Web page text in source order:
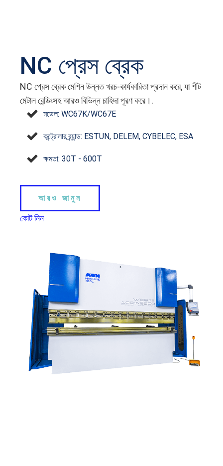
NC প্রেস ব্রেক
NC প্রেস ব্রেক মেশিন উন্নত খরচ-কার্যকারিতা প্রদান করে, যা শীট
মেটাল বেন্ডিংসহ আরও বিভিন্ন চাহিদা পূরণ করে।.
মডেল: WC67K/WC67E
কন্ট্রোলার ব্র্যান্ড: ESTUN, DELEM, CYBELEC, ESA
ক্ষমতা: 30T - 600T
আরও জানুন
কোট নিন